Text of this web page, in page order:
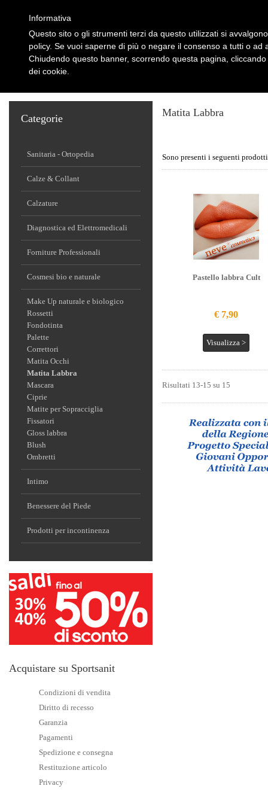
Categorie
Sanitaria - Ortopedia
Calze & Collant
Calzature
Diagnostica ed Elettromedicali
Forniture Professionali
Cosmesi bio e naturale
Make Up naturale e biologico
Rossetti
Fondotinta
Palette
Correttori
Matita Occhi
Matita Labbra
Mascara
Ciprie
Matite per Sopracciglia
Fissatori
Gloss labbra
Blush
Ombretti
Intimo
Benessere del Piede
Prodotti per incontinenza
Acquistare su Sportsanit
Condizioni di vendita
Diritto di recesso
Garanzia
Pagamenti
Spedizione e consegna
Restituzione articolo
Privacy
Matita Labbra
Sono presenti i seguenti
Pastello labbra Cult
€ 7,90
Visualizza >
Risultati 13-15 su 15
Informativa
Questo sito o gli strumenti terzi da questo utilizzati si
policy. Se vuoi saperne di più o negare il consenso a tutti o
Chiudendo questo banner, scorrendo questa pagina,
dei cookie.